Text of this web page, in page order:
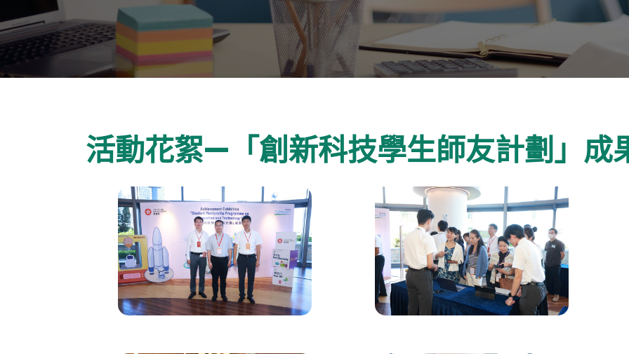
活動花絮—「創新科技學生師友計劃」成